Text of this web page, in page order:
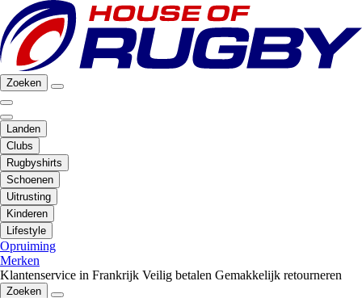
Zoeken
Landen
Clubs
Rugbyshirts
Schoenen
Uitrusting
Kinderen
Lifestyle
Opruiming
Merken
Klantenservice in Frankrijk Veilig betalen Gemakkelijk retourneren
Zoeken